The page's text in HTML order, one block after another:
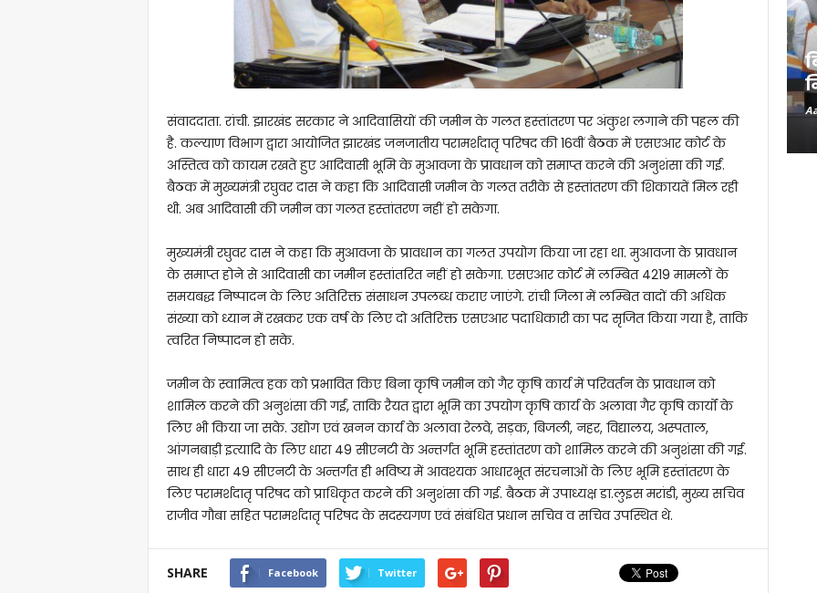
संवाददाता. रांची. झारखंड सरकार ने आदिवासियों की जमीन के गलत हस्तांतरण पर अंकुश लगाने की पहल की
है. कल्याण विभाग द्वारा आयोजित झारखंड जनजातीय परामर्शदातृ परिषद की 16वीं बैठक में एसएआर कोर्ट के
अस्तित्व को कायम रखते हुए आदिवासी भूमि के मुआवजा के प्रावधान को समाप्त करने की अनुशंसा की गई.
बैठक में मुख्यमंत्री रघुवर दास ने कहा कि आदिवासी जमीन के गलत तरीके से हस्तांतरण की शिकायतें मिल रही
थी. अब आदिवासी की जमीन का गलत हस्तांतरण नहीं हो सकेगा.
मुख्यमंत्री रघुवर दास ने कहा कि मुआवजा के प्रावधान का गलत उपयोग किया जा रहा था. मुआवजा के प्रावधान
के समाप्त होने से आदिवासी का जमीन हस्तांतरित नहीं हो सकेगा. एसएआर कोर्ट में लम्बित 4219 मामलों के
समयबद्ध निष्पादन के लिए अतिरिक्त संसाधन उपलब्ध कराए जाएंगे. रांची जिला में लम्बित वादों की अधिक
संख्या को ध्यान में रखकर एक वर्ष के लिए दो अतिरिक्त एसएआर पदाधिकारी का पद सृजित किया गया है, ताकि
त्वरित निष्पादन हो सके.
जमीन के स्वामित्व हक को प्रभावित किए बिना कृषि जमीन को गैर कृषि कार्य में परिवर्तन के प्रावधान को
शामिल करने की अनुशंसा की गई, ताकि रैयत द्वारा भूमि का उपयोग कृषि कार्य के अलावा गैर कृषि कार्यों के
लिए भी किया जा सके. उद्योग एवं खनन कार्य के अलावा रेलवे, सड़क, बिजली, नहर, विद्यालय, अस्पताल,
आंगनबाड़ी इत्यादि के लिए धारा 49 सीएनटी के अन्तर्गत भूमि हस्तांतरण को शामिल करने की अनुशंसा की गई.
साथ ही धारा 49 सीएनटी के अन्तर्गत ही भविष्य में आवश्यक आधारभूत संरचनाओं के लिए भूमि हस्तांतरण के
लिए परामर्शदातृ परिषद को प्राधिकृत करने की अनुशंसा की गई. बैठक में उपाध्यक्ष डा.लुइस मरांडी, मुख्य सचिव
राजीव गौबा सहित परामर्शदातृ परिषद के सदस्यगण एवं संबंधित प्रधान सचिव व सचिव उपस्थित थे.
SHARE Facebook Twitter